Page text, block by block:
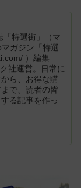
「特選街」（マ
ガジン「特選
）編集
社運営。日常に
ら、お得な購
で、読者の皆
る記事を作っ